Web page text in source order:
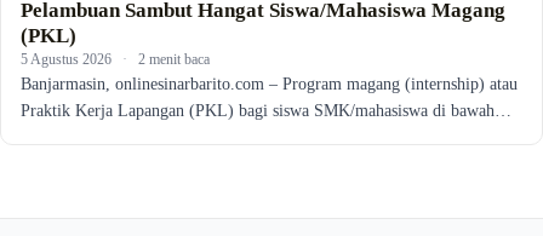
Pelambuan Sambut Hangat Siswa/Mahasiswa Magang
(PKL)
5 Agustus 2026 · 2 menit baca
Banjarmasin, onlinesinarbarito.com – Program magang (internship) atau
Praktik Kerja Lapangan (PKL) bagi siswa SMK/mahasiswa di bawah…